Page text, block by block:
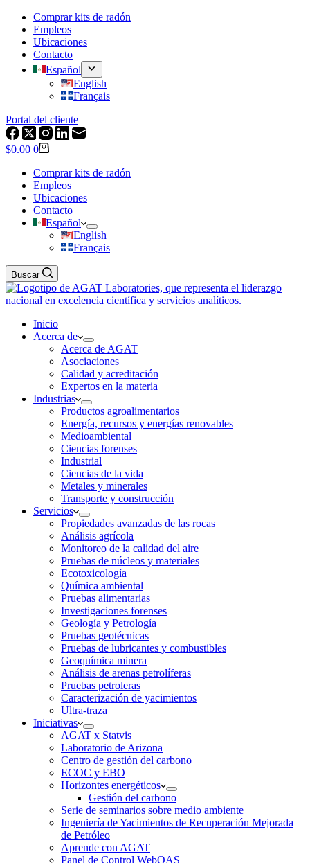
Comprar kits de radón
Empleos
Ubicaciones
Contacto
Español
English
Français
Portal del cliente
Carrito
compras
$0.00 0
Comprar kits de radón
Empleos
Ubicaciones
Contacto
Español
English
Français
Buscar
Inicio
Acerca de
Acerca de AGAT
Asociaciones
Calidad y acreditación
Expertos en la materia
Industrias
Productos agroalimentarios
Energía, recursos y energías renovables
Medioambiental
Ciencias forenses
Industrial
Ciencias de la vida
Metales y minerales
Transporte y construcción
Servicios
Propiedades avanzadas de las rocas
Análisis agrícola
Monitoreo de la calidad del aire
Pruebas de núcleos y materiales
Ecotoxicología
Química ambiental
Pruebas alimentarias
Investigaciones forenses
Geología y Petrología
Pruebas geotécnicas
Pruebas de lubricantes y combustibles
Geoquímica minera
Análisis de arenas petrolíferas
Pruebas petroleras
Caracterización de yacimientos
Ultra-traza
Iniciativas
AGAT x Statvis
Laboratorio de Arizona
Centro de gestión del carbono
ECOC y EBO
Horizontes energéticos
Gestión del carbono
Serie de seminarios sobre medio ambiente
Ingeniería de Yacimientos de Recuperación Mejorada
de Petróleo
Aprende con AGAT
Panel de Control WebOAS